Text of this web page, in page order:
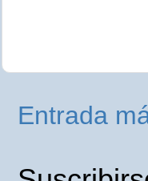
Entrada